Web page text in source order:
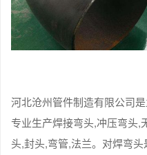
河北沧州管件制造有限公司
专业生产焊接弯头,冲压弯头,
头,封头,弯管,法兰。对焊弯